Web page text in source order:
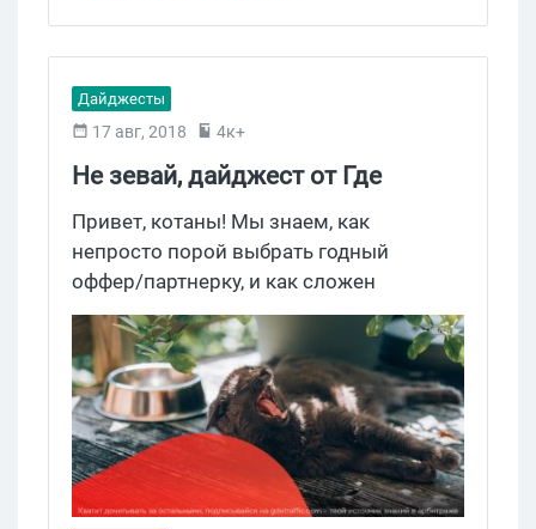
позволяют без лишней мороки
лендинги. Чтобы узнать больше
подробностей, читай наш свежий обзор
Saleads!
Дайджесты
17 авг, 2018 4к+
Не зевай, дайджест от Где
Трафика читай
Привет, котаны! Мы знаем, как
непросто порой выбрать годный
оффер/партнерку, и как сложен
арбитражный труд. Поэтому подгоняем
дайджест, который сослужит добрую
службу при попытках налить на профит.